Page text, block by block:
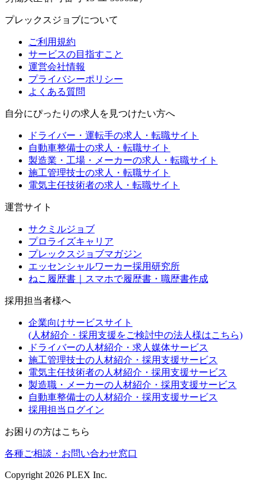
プレックスジョブについて
ご利用規約
サービスの目指すこと
運営会社情報
プライバシーポリシー
よくある質問
自分にぴったりの求人を見つけたい方へ
ドライバー・運転手の求人・転職サイト
自動車整備士の求人・転職サイト
製造業・工場・メーカーの求人・転職サイト
施工管理技士の求人・転職サイト
電気主任技術者の求人・転職サイト
運営サイト
サクミルジョブ
プロライズキャリア
プレックスジョブマガジン
エッセンシャルワーカー採用研究所
ねこ履歴書｜スマホで履歴書・職歴書作成
採用担当者様へ
企業向けサービスサイト
(人材紹介・採用支援をご検討中の法人様はこちら)
ドライバーの人材紹介・求人媒体サービス
施工管理技士の人材紹介・採用支援サービス
電気主任技術者の人材紹介・採用支援サービス
製造職・メーカーの人材紹介・採用支援サービス
自動車整備士の人材紹介・採用支援サービス
採用担当ログイン
お困りの方はこちら
各種ご相談・お問い合わせ窓口
Copyright 2026 PLEX Inc.